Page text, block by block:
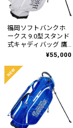
福岡ソフトバンクホ
ークス 9.0型スタンド
式キャディバッグ 鷹
祭 SUMMER BOOST
¥55,000